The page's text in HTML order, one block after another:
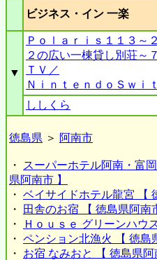
ビジネス・イン 一楽
▼
Ｐｏｌａｒｉｓ１１３～
２の広い一棟貸し別荘～
ＴＶ／
ＮｉｎｔｅｎｄｏＳｗｉ
ししくら
徳島県 ＞ 阿南市
・
スーパーホテル阿南・富
県阿南市 】
・ ベイサイドホテル龍宮 【
・
田舎のお宿 【 徳島県阿南
・
Ｈｏｕｓｅ グリーンハウ
・ ペンション北漁火 【 徳島
・ お宿 なみおと 【 徳島県阿